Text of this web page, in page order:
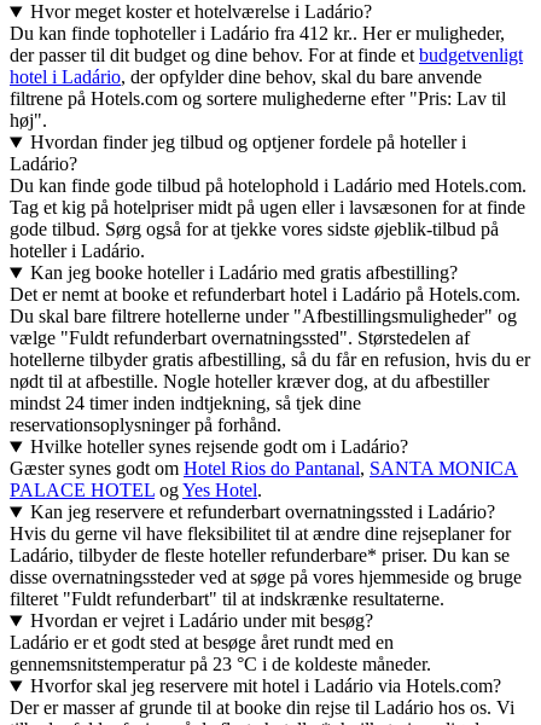
Hvor meget koster et hotelværelse i Ladário?
Du kan finde tophoteller i Ladário fra 412 kr.. Her er muligheder,
der passer til dit budget og dine behov. For at finde et budgetvenligt
hotel i Ladário, der opfylder dine behov, skal du bare anvende
filtrene på Hotels.com og sortere mulighederne efter "Pris: Lav til
høj".
Hvordan finder jeg tilbud og optjener fordele på hoteller i
Ladário?
Du kan finde gode tilbud på hotelophold i Ladário med Hotels.com.
Tag et kig på hotelpriser midt på ugen eller i lavsæsonen for at finde
gode tilbud. Sørg også for at tjekke vores sidste øjeblik-tilbud på
hoteller i Ladário.
Kan jeg booke hoteller i Ladário med gratis afbestilling?
Det er nemt at booke et refunderbart hotel i Ladário på Hotels.com.
Du skal bare filtrere hotellerne under "Afbestillingsmuligheder" og
vælge "Fuldt refunderbart overnatningssted". Størstedelen af
hotellerne tilbyder gratis afbestilling, så du får en refusion, hvis du er
nødt til at afbestille. Nogle hoteller kræver dog, at du afbestiller
mindst 24 timer inden indtjekning, så tjek dine
reservationsoplysninger på forhånd.
Hvilke hoteller synes rejsende godt om i Ladário?
Gæster synes godt om Hotel Rios do Pantanal, SANTA MONICA
PALACE HOTEL ogYes Hotel.
Kan jeg reservere et refunderbart overnatningssted i Ladário?
Hvis du gerne vil have fleksibilitet til at ændre dine rejseplaner for
Ladário, tilbyder de fleste hoteller refunderbare* priser. Du kan se
disse overnatningssteder ved at søge på vores hjemmeside og bruge
filteret "Fuldt refunderbart" til at indskrænke resultaterne.
Hvordan er vejret i Ladário under mit besøg?
Ladário er et godt sted at besøge året rundt med en
gennemsnitstemperatur på 23 °C i de koldeste måneder.
Hvorfor skal jeg reservere mit hotel i Ladário via Hotels.com?
Der er masser af grunde til at booke din rejse til Ladário hos os. Vi